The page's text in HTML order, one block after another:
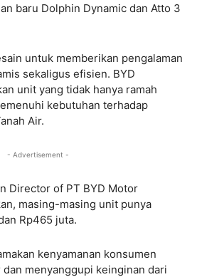
baru Dolphin Dynamic dan Atto 3
untuk memberikan pengalaman
sekaligus efisien. BYD
unit yang tidak hanya ramah
kebutuhan terhadap
Air.
- Advertisement -
Director of PT BYD Motor
masing-masing unit punya
Rp465 juta.
kenyamanan konsumen
menyanggupi keinginan dari